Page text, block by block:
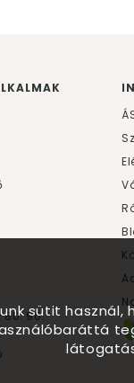
80.90.
sütit használ,